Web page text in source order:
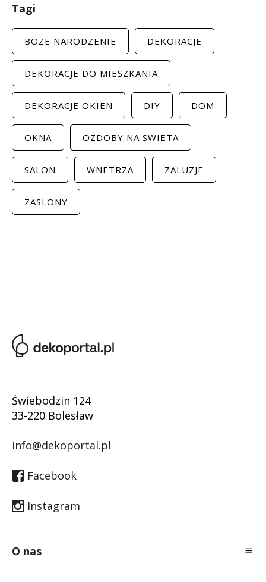
Tagi
BOZE NARODZENIE DEKORACJE
DEKORACJE DO MIESZKANIA
DEKORACJE OKIEN DIY DOM
OKNA OZDOBY NA SWIETA
SALON WNETRZA ZALUZJE
ZASLONY
Świebodzin 124
33-220 Bolesław
info@dekoportal.pl
Facebook
Instagram
O nas